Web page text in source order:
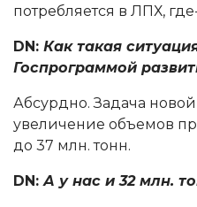
потребляется в ЛПХ,
DN: Как такая
Госпрограммой
Абсурдно. Задача
увеличение объемов
до 37 млн. тонн.
DN:А у нас и 32 млн.